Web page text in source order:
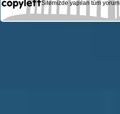
Sitemizde yapılan tüm